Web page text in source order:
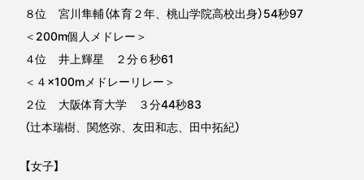
８位 宮川隼輔（体育２年、桃山学院高校出身）54秒97
＜200m個人メドレー＞
４位 井上輝星 ２分６秒61
＜４×100mメドレーリレー＞
２位 大阪体育大学 ３分44秒83
（辻本瑞樹、関悠弥、友田和志、田中拓紀）
【女子】